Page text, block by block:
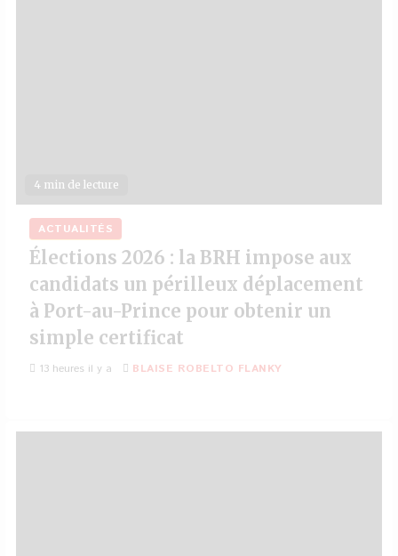
4 min de lecture
ACTUALITÉS
Élections 2026 : la BRH impose aux
candidats un périlleux déplacement
à Port-au-Prince pour obtenir un
simple certificat
13 heures il y a BLAISE ROBELTO FLANKY